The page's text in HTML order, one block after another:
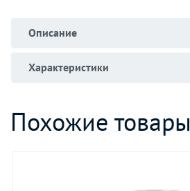
Описание
Характеристики
Похожие товары